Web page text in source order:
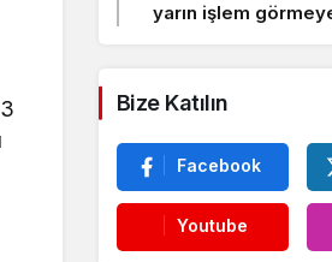
yarın işlem
Bize Katılın
Facebook
Youtube